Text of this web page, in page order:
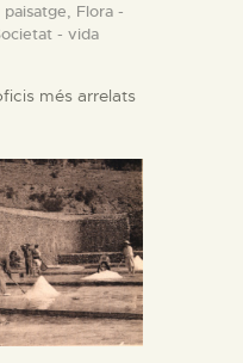
Flora -
- vida
més arrelats